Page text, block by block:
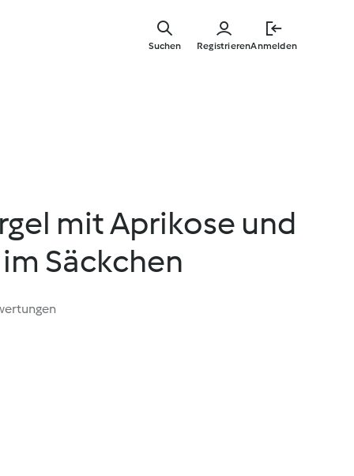
RegistrierenAnmelden
Suchen
mit Aprikose und
Säckchen